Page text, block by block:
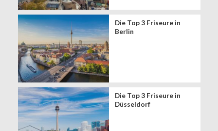
Die Top 3 Friseure in
Berlin
Die Top 3 Friseure in
Düsseldorf